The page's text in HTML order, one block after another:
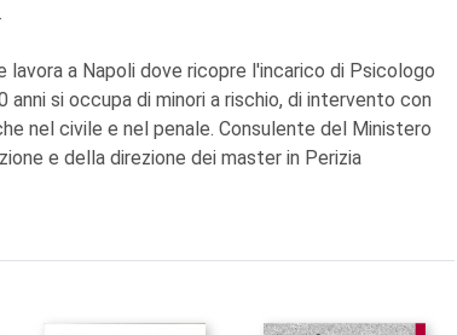
a Napoli dove ricopre l'incarico di Psicologo
si occupa di minori a rischio, di intervento con
nel civile e nel penale. Consulente del Ministero
e della direzione dei master in Perizia